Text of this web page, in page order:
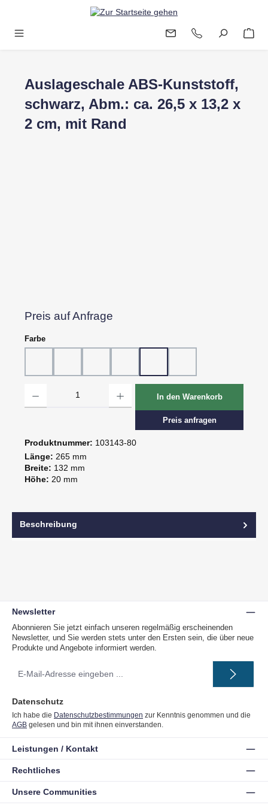
Zum Hauptinhalt springen
Auslageschale ABS-Kunststoff,
schwarz, Abm.: ca. 26,5 x 13,2 x
2 cm, mit Rand
Preis auf Anfrage
Farbeauswählen
In den Warenkorb
Preis anfragen
Produktnummer: 103143-80
Länge: 265 mm
Breite: 132 mm
Höhe: 20 mm
Beschreibung
Newsletter
Abonnieren Sie jetzt einfach unseren regelmäßig erscheinenden
Newsletter, und Sie werden stets unter den Ersten sein, die über neue
Produkte und Angebote informiert werden.
Mail-
Datenschutz
Ich habe die Datenschutzbestimmungen zur Kenntnis genommen und die
AGB gelesen und bin mit ihnen einverstanden.
Unsere Communities
Leistungen / Kontakt
Rechtliches